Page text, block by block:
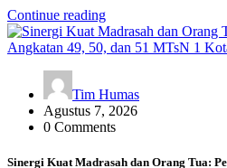
Continue reading
Tim Humas
Agustus 7, 2026
0 Comments
Sinergi Kuat Madrasah dan Orang Tua: